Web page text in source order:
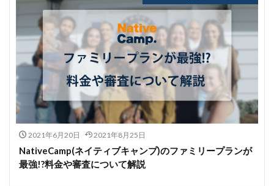
2021年6月20日 2021年8月25日
NativeCamp(ネイティブキャンプ)のファミリープランが
最強!?料金や審査について解説